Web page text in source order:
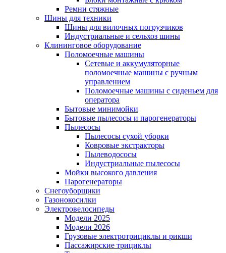
Ремни стяжные
Шины для техники
Шины для вилочных погрузчиков
Индустриальные и сельхоз шины
Клининговое оборудование
Поломоечные машины
Сетевые и аккумуляторные
поломоечные машины с ручным
управлением
Поломоечные машины с сиденьем для
оператора
Бытовые минимойки
Бытовые пылесосы и парогенераторы
Пылесосы
Пылесосы сухой уборки
Ковровые экстракторы
Пылеводососы
Индустриальные пылесосы
Мойки высокого давления
Парогенераторы
Снегоуборщики
Газонокосилки
Электровелосипеды
Модели 2025
Модели 2026
Грузовые электротрициклы и рикши
Пассажирские трициклы